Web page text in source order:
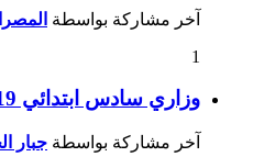
آخر مشاركة بواسطة
1
وزاري سادس ابتدائي 2019
آخر مشاركة بواسطة جبار